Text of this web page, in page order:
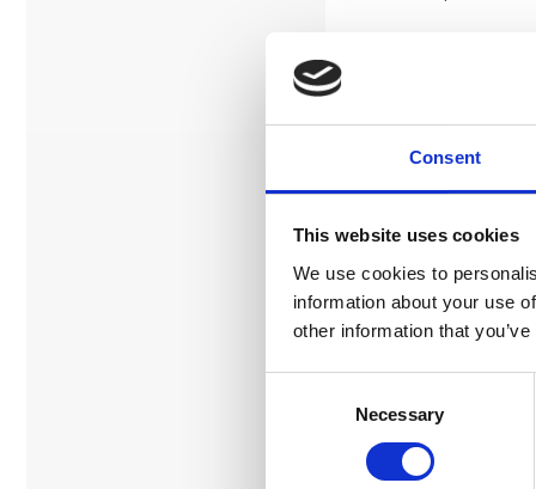
Consent
This website uses cookies
We use cookies to
information about your use
other information that
Necessary